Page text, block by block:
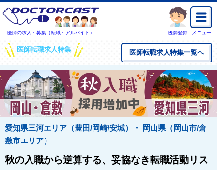
医師の求人・募集（転職・アルバイト） 医師登録 メニュー
医師転職求人特集 医師転職求人特集一覧へ
愛知県三河エリア（豊田/岡崎/安城）・ 岡山県（岡山市/倉
敷市エリア）
秋の入職から逆算する、妥協なき転職活動リス